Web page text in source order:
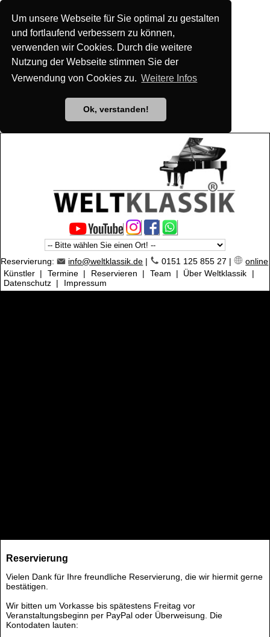
Um unsere Webseite für Sie optimal zu gestalten
und fortlaufend verbessern zu können,
verwenden wir Cookies. Durch die weitere
Nutzung der Webseite stimmen Sie der
Verwendung von Cookies zu. Weitere Infos
Ok, verstanden!
Reservierung: info@weltklassik.de | 0151 125 855 27 |
online
Künstler | Termine | Reservieren | Team | Über Weltklassik
|
Datenschutz | Impressum
Reservierung
Vielen Dank für Ihre freundliche Reservierung, die wir hiermit gerne
bestätigen.
Wir bitten um Vorkasse bis spätestens Freitag vor
Veranstaltungsbeginn per PayPal oder Überweisung. Die
Kontodaten lauten: